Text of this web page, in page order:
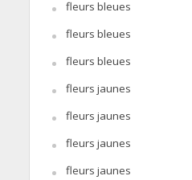
fleurs bleues
fleurs bleues
fleurs bleues
fleurs jaunes
fleurs jaunes
fleurs jaunes
fleurs jaunes